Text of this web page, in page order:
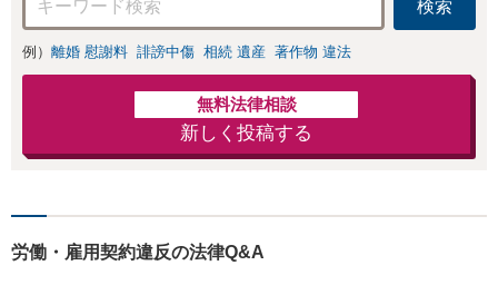
検索
例） 離婚 慰謝料 誹謗中傷 相続 遺産 著作物 違法
無料法律相談
新しく投稿する
労働・雇用契約違反の法律Q&A